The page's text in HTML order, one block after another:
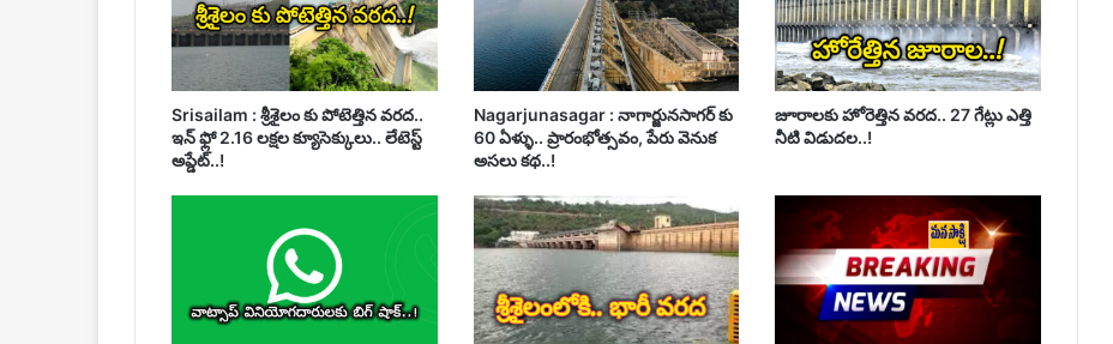
Srisailam : శ్రీశైలం కు పోటెత్తిన వరద..
ఇన్ ఫ్లో 2.16 లక్షల క్యూసెక్కులు.. లేటెస్ట్
అప్డేట్..!
Nagarjunasagar : నాగార్జునసాగర్ కు
60 ఏళ్ళు.. ప్రారంభోత్సవం, పేరు వెనుక
అసలు కథ..!
జూరాలకు హోరెత్తిన వరద.. 27 గేట్లు ఎత్తి
నీటి విడుదల..!